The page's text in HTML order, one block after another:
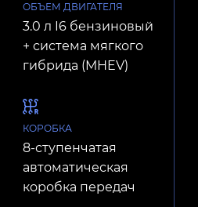
ОБЪЕМ ДВИГАТЕЛЯ
3.0 л I6 бензиновый
+ система мягкого
гибрида (MHEV)
КОРОБКА
8-ступенчатая
автоматическая
коробка передач